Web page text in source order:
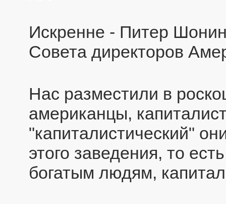
Искренне - Питер
Совета директоров
Нас разместили в
американцы,
"капиталистический"
этого заведения, то
богатым людям,